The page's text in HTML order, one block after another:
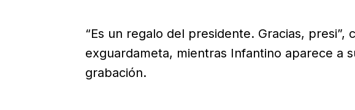
“Es un regalo del presidente. Gracias, presi”,
exguardameta, mientras Infantino aparece a
grabación.